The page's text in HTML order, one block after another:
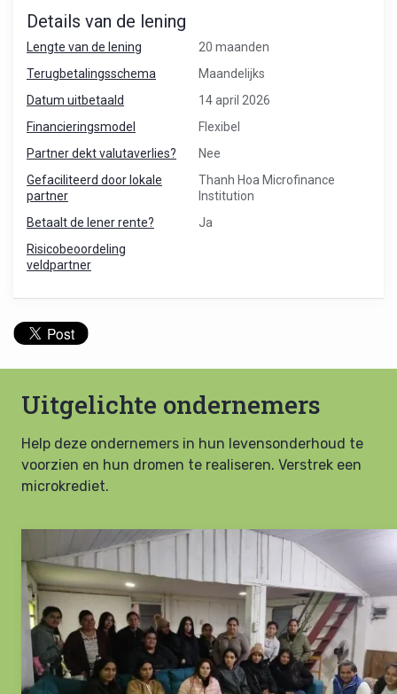
Details van de lening
Lengte van de lening
20 maanden
Terugbetalingsschema
Maandelijks
Datum uitbetaald
14 april 2026
Financieringsmodel
Flexibel
Partner dekt valutaverlies?
Nee
Gefaciliteerd door lokale
partner
Thanh Hoa Microfinance
Institution
Betaalt de lener rente?
Ja
Risicobeoordeling
veldpartner
Uitgelichte ondernemers
Help deze ondernemers in hun levensonderhoud te
voorzien en hun dromen te realiseren. Verstrek een
microkrediet.